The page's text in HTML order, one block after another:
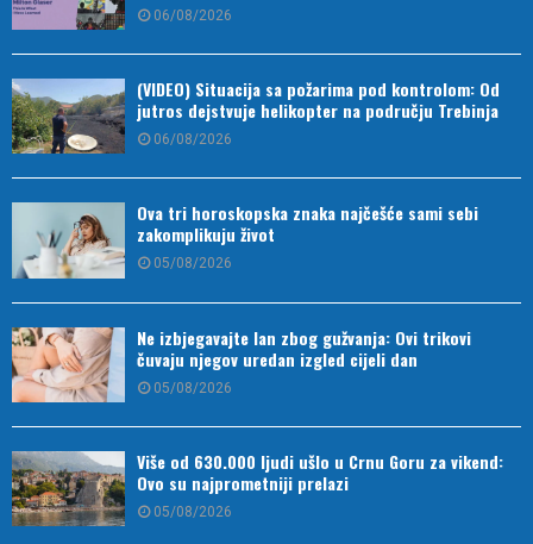
06/08/2026
(VIDEO) Situacija sa požarima pod kontrolom: Od
jutros dejstvuje helikopter na području Trebinja
06/08/2026
Ova tri horoskopska znaka najčešće sami sebi
zakomplikuju život
05/08/2026
Ne izbjegavajte lan zbog gužvanja: Ovi trikovi
čuvaju njegov uredan izgled cijeli dan
05/08/2026
Više od 630.000 ljudi ušlo u Crnu Goru za vikend:
Ovo su najprometniji prelazi
05/08/2026